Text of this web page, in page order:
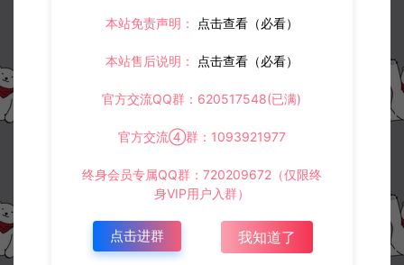
将会第一时间解决！
侵权联系邮箱：32838727@qq.com
阿泽源码网 定制后台 百花缭乱H5-CDK角色授权后台+全物品
https://www.lyzwlkj.vip/33218/dzht/
冷雨泽ღ 默认解压密码：www.lyzwlkj.vip 复
本站免责声明： 点击查看（必看）
本站售后说明： 点击查看（必看）
官方交流QQ群：620517548(已满)
官方交流④群：1093921977
终身会员专属QQ群：720209672（仅限终
身VIP用户入群）
点击进群 我知道了